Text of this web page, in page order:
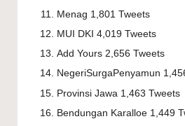
Menag 1,801 Tweets
MUI DKI 4,019 Tweets
Add Yours 2,656 Tweets
NegeriSurgaPenyamun
Provinsi Jawa 1,463 Tweets
Bendungan Karalloe 1,449